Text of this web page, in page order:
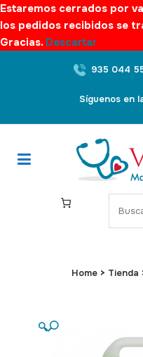
Estaremos cerrados por
los pedidos recibidos se
Gracias. Descartar
935 044
Síguenos en
S
e
c
Home > Tienda
🔍